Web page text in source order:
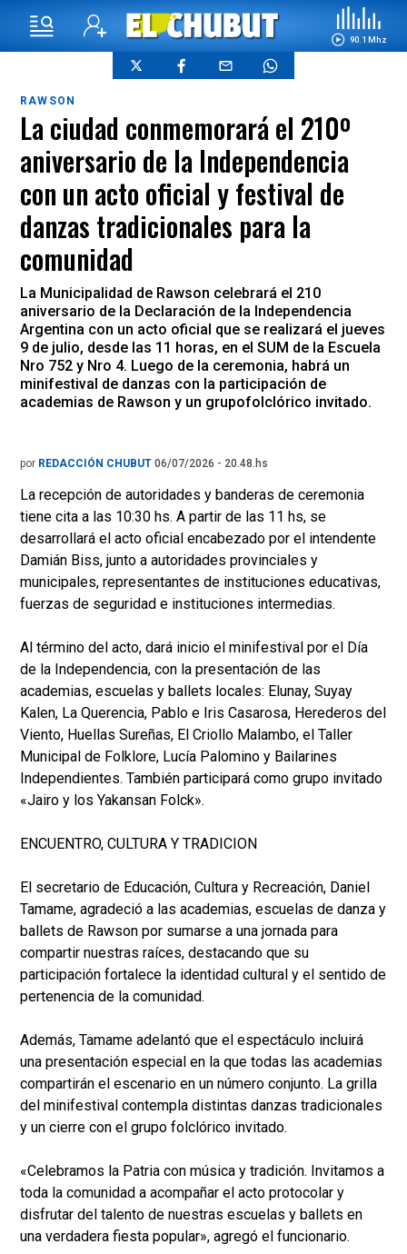
90.1 Mhz
RAWSON
La ciudad conmemorará el 210º
aniversario de la Independencia
con un acto oficial y festival de
danzas tradicionales para la
comunidad
La Municipalidad de Rawson celebrará el 210
aniversario de la Declaración de la Independencia
Argentina con un acto oficial que se realizará el jueves
9 de julio, desde las 11 horas, en el SUM de la Escuela
Nro 752 y Nro 4. Luego de la ceremonia, habrá un
minifestival de danzas con la participación de
academias de Rawson y un grupofolclórico invitado.
por REDACCIÓN CHUBUT 06/07/2026 - 20.48.hs
La recepción de autoridades y banderas de ceremonia
tiene cita a las 10:30 hs. A partir de las 11 hs, se
desarrollará el acto oficial encabezado por el intendente
Damián Biss, junto a autoridades provinciales y
municipales, representantes de instituciones educativas,
fuerzas de seguridad e instituciones intermedias.
Al término del acto, dará inicio el minifestival por el Día
de la Independencia, con la presentación de las
academias, escuelas y ballets locales: Elunay, Suyay
Kalen, La Querencia, Pablo e Iris Casarosa, Herederos del
Viento, Huellas Sureñas, El Criollo Malambo, el Taller
Municipal de Folklore, Lucía Palomino y Bailarines
Independientes. También participará como grupo invitado
«Jairo y los Yakansan Folck».
ENCUENTRO, CULTURA Y TRADICION
El secretario de Educación, Cultura y Recreación, Daniel
Tamame, agradeció a las academias, escuelas de danza y
ballets de Rawson por sumarse a una jornada para
compartir nuestras raíces, destacando que su
participación fortalece la identidad cultural y el sentido de
pertenencia de la comunidad.
Además, Tamame adelantó que el espectáculo incluirá
una presentación especial en la que todas las academias
compartirán el escenario en un número conjunto. La grilla
del minifestival contempla distintas danzas tradicionales
y un cierre con el grupo folclórico invitado.
«Celebramos la Patria con música y tradición. Invitamos a
toda la comunidad a acompañar el acto protocolar y
disfrutar del talento de nuestras escuelas y ballets en
una verdadera fiesta popular», agregó el funcionario.